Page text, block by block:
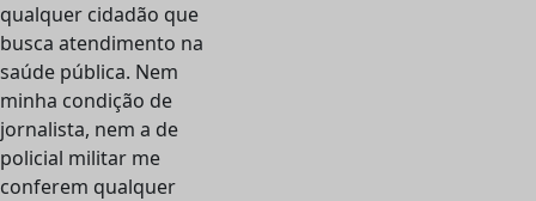
qualquer cidadão que
busca atendimento na
saúde pública. Nem
minha condição de
jornalista, nem a de
policial militar me
conferem qualquer